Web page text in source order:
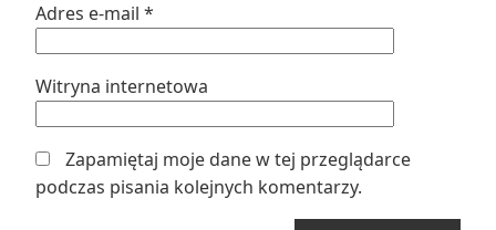
Adres e-mail *
Witryna internetowa
Zapamiętaj moje dane w tej przeglądarce
podczas pisania kolejnych komentarzy.